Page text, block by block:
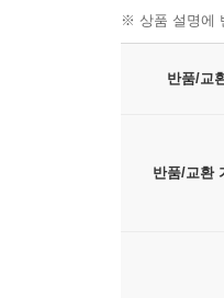
※ 상품 설명에
반품/교
반품/교환